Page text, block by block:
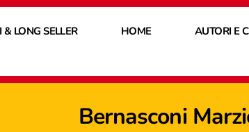
& LONG SELLER HOME AUTORI E
Bernasconi